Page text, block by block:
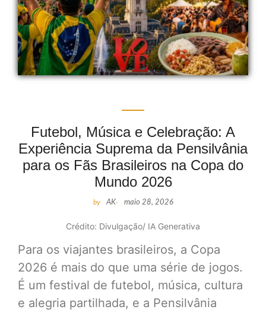
Futebol, Música e Celebração: A
Experiência Suprema da Pensilvânia
para os Fãs Brasileiros na Copa do
Mundo 2026
by AK- maio 28, 2026
Crédito: Divulgação/ IA Generativa
Para os viajantes brasileiros, a Copa
2026 é mais do que uma série de jogos.
É um festival de futebol, música, cultura
e alegria partilhada, e a Pensilvânia